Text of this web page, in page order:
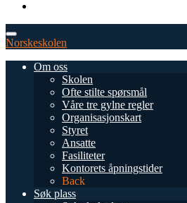
Norskeskolen
Om oss
Skolen
Ofte stilte spørsmål
Våre tre gylne regler
Organisasjonskart
Styret
Ansatte
Fasiliteter
Kontorets åpningstider
Back
Søk plass